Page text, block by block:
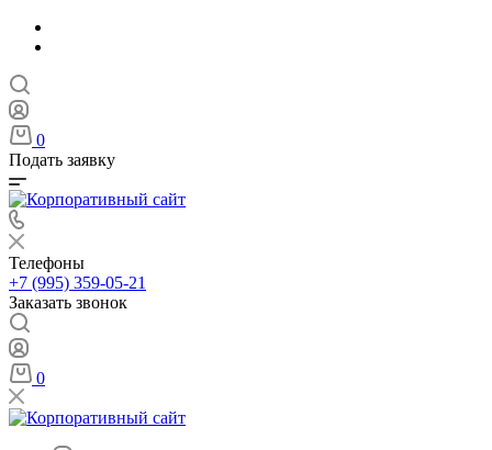
0
Подать заявку
Телефоны
+7 (995) 359-05-21
Заказать звонок
0